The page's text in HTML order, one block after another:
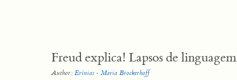
Freud explica! Lapsos de linguagem
Author: Erínias - Maria Brockerhoff